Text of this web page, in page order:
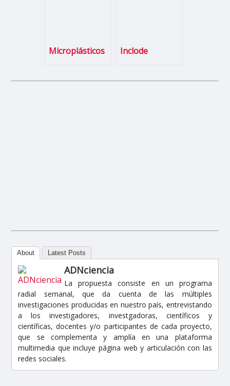
Microplásticos Inclode
About Latest Posts
ADNciencia
La propuesta consiste en un programa
radial semanal, que da cuenta de las múltiples
investigaciones producidas en nuestro país, entrevistando
a los investigadores, investgadoras, científicos y
científicas, docentes y/o participantes de cada proyecto,
que se complementa y amplía en una plataforma
multimedia que incluye página web y articulación con las
redes sociales.